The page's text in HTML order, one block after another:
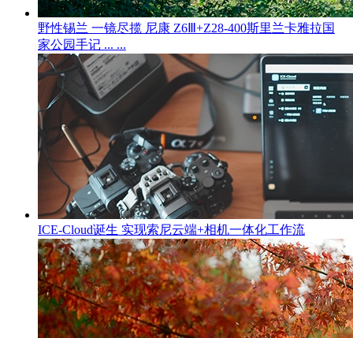
野性锡兰 一镜尽揽 尼康 Z6Ⅲ+Z28-400斯里兰卡雅拉国
家公园手记 ... ...
ICE-Cloud诞生 实现索尼云端+相机一体化工作流